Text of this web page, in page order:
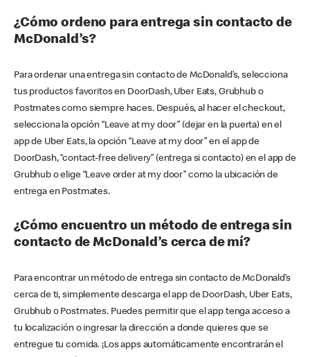
¿Cómo ordeno para entrega sin contacto de
McDonald’s?
Para ordenar una entrega sin contacto de McDonald’s, selecciona
tus productos favoritos en DoorDash, Uber Eats, Grubhub o
Postmates como siempre haces. Después, al hacer el checkout,
selecciona la opción “Leave at my door” (dejar en la puerta) en el
app de Uber Eats, la opción “Leave at my door” en el app de
DoorDash, “contact-free delivery” (entrega si contacto) en el app de
Grubhub o elige “Leave order at my door” como la ubicación de
entrega en Postmates.
¿Cómo encuentro un método de entrega sin
contacto de McDonald’s cerca de mí?
Para encontrar un método de entrega sin contacto de McDonald’s
cerca de ti, simplemente descarga el app de DoorDash, Uber Eats,
Grubhub o Postmates. Puedes permitir que el app tenga acceso a
tu localización o ingresar la dirección a donde quieres que se
entregue tu comida. ¡Los apps automáticamente encontrarán el